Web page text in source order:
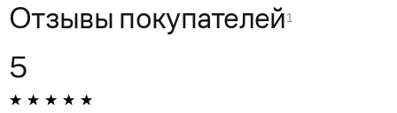
Отзывы покупателей1
5